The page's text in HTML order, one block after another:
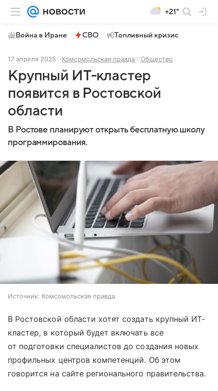
+21°
Война в Иране СВО Топливный кризис
17 апреля 2025 Комсомольская правда Общество
Крупный ИТ-кластер
появится в Ростовской
области
В Ростове планируют открыть бесплатную школу
программирования.
Источник: Комсомольская правда
В Ростовской области хотят создать крупный ИТ-
кластер, в который будет включать все
от подготовки специалистов до создания новых
профильных центров компетенций. Об этом
говорится на сайте регионального правительства.